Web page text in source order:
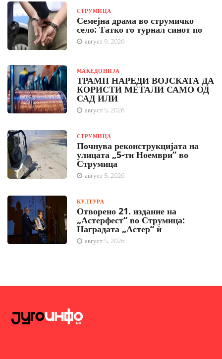
СТРУМИЦА
Семејна драма во струмичко
село: Татко го турнал синот по
август 9, 2026
МАКЕДОНИЈА
ТРАМП НАРЕДИ ВОЈСКАТА ДА
КОРИСТИ МЕТАЛИ САМО ОД
САД ИЛИ
август 5, 2026
СТРУМИЦА
Почнува реконструкцијата на
улицата „5-ти Ноември“ во
Струмица
август 5, 2026
КУЛТУРА
Отворено 21. издание на
„Астерфест“ во Струмица:
Наградата „Астер“ ѝ
август 5, 2026